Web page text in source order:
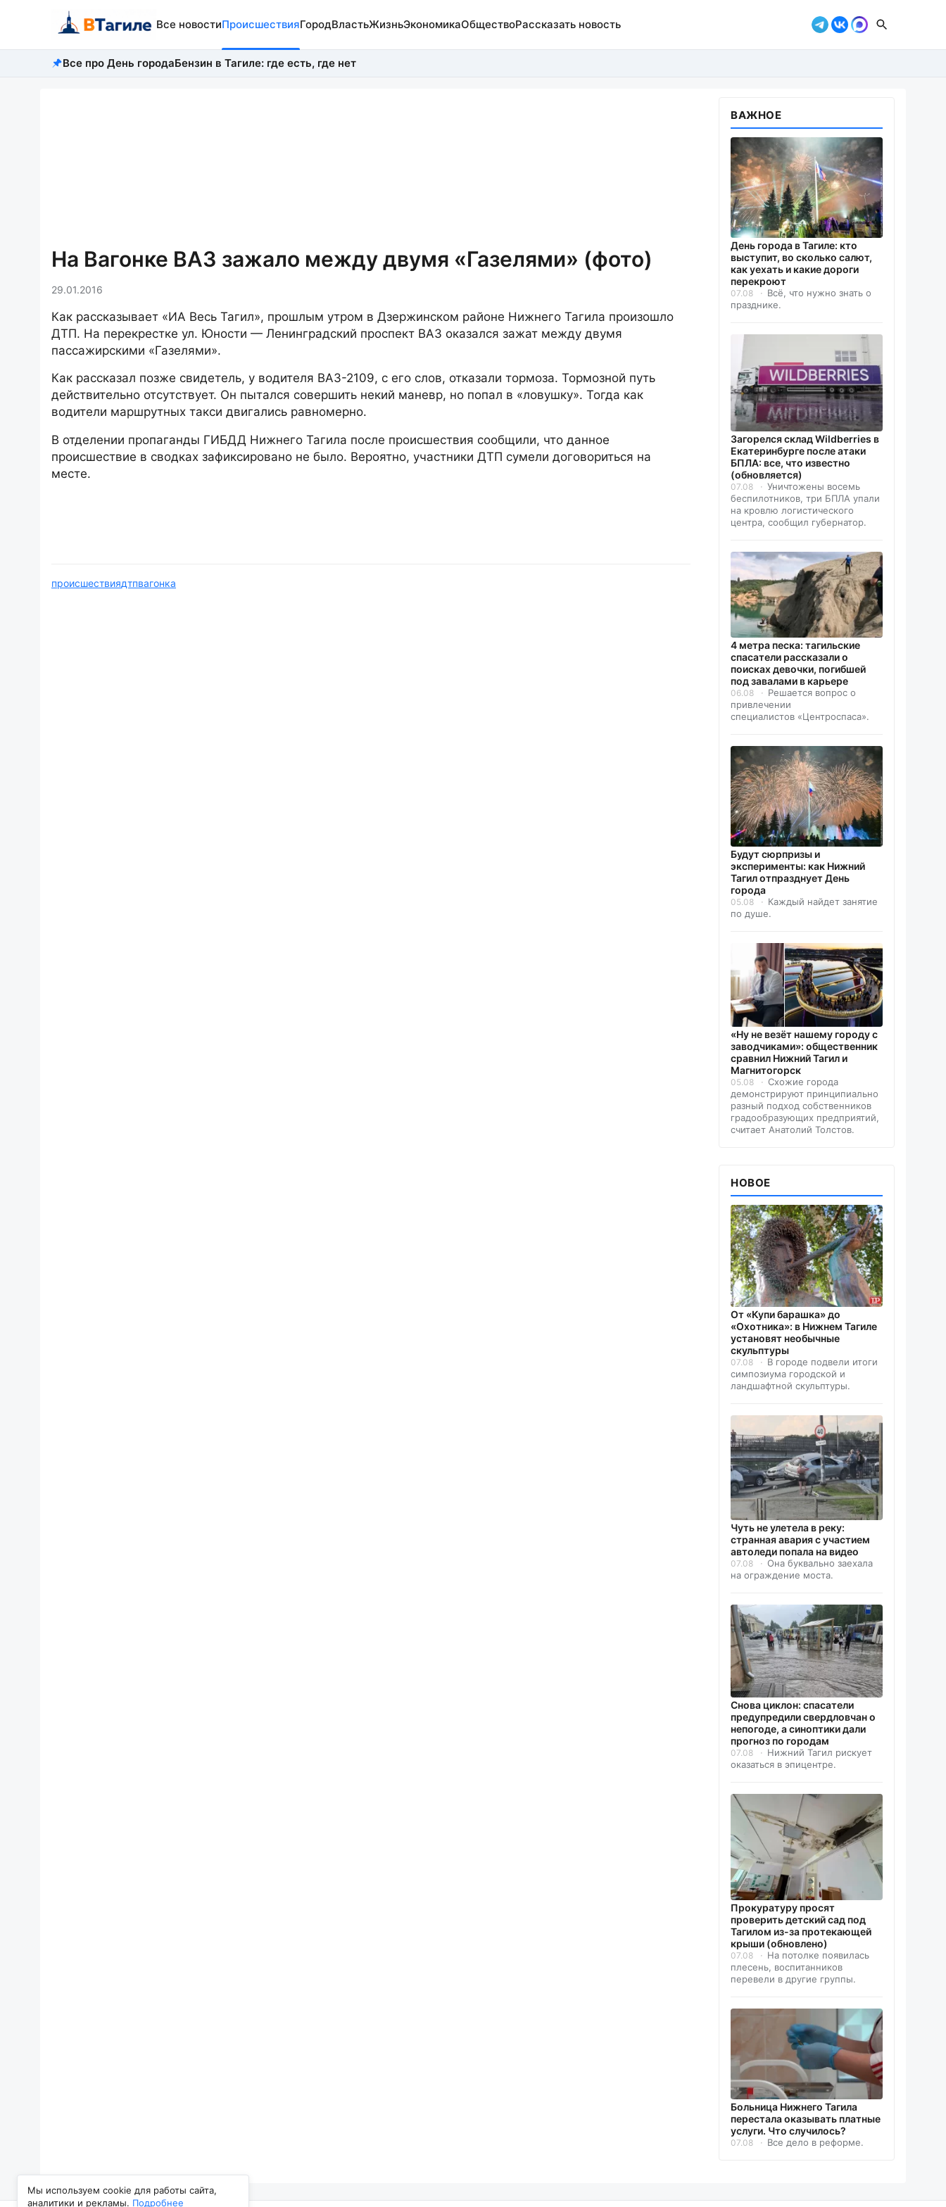
Мы используем cookie для работы сайта,
аналитики и рекламы. Подробнее
Все новостиПроисшествияГородВластьЖизньЭкономикаОбществоРассказать новость
Все про День городаБензин в Тагиле: где есть, где нет
На Вагонке ВАЗ зажало между двумя «Газелями» (фото)
29.01.2016
Как рассказывает «ИА Весь Тагил», прошлым утром в Дзержинском районе Нижнего Тагила произошло
ДТП. На перекрестке ул. Юности — Ленинградский проспект ВАЗ оказался зажат между двумя
пассажирскими «Газелями».
Как рассказал позже свидетель, у водителя ВАЗ-2109, с его слов, отказали тормоза. Тормозной путь
действительно отсутствует. Он пытался совершить некий маневр, но попал в «ловушку». Тогда как
водители маршрутных такси двигались равномерно.
В отделении пропаганды ГИБДД Нижнего Тагила после происшествия сообщили, что данное
происшествие в сводках зафиксировано не было. Вероятно, участники ДТП сумели договориться на
месте.
происшествиядтпвагонка
ВАЖНОЕ
День города в Тагиле: кто
выступит, во сколько салют,
как уехать и какие дороги
перекроют
07.08
Всё, что нужно знать о
празднике.
Загорелся склад Wildberries в
Екатеринбурге после атаки
БПЛА: все, что известно
(обновляется)
07.08
Уничтожены восемь
беспилотников, три БПЛА упали
на кровлю логистического
центра, сообщил губернатор.
4 метра песка: тагильские
спасатели рассказали о
поисках девочки, погибшей
под завалами в карьере
06.08
Решается вопрос о
привлечении
специалистов «Центроспаса».
Будут сюрпризы и
эксперименты: как Нижний
Тагил отпразднует День
города
05.08
Каждый найдет занятие
по душе.
«Ну не везёт нашему городу с
заводчиками»: общественник
сравнил Нижний Тагил и
Магнитогорск
05.08
Схожие города
демонстрируют принципиально
разный подход собственников
градообразующих предприятий,
считает Анатолий Толстов.
НОВОЕ
От «Купи барашка» до
«Охотника»: в Нижнем Тагиле
установят необычные
скульптуры
07.08
В городе подвели итоги
симпозиума городской и
ландшафтной скульптуры.
Чуть не улетела в реку:
странная авария с участием
автоледи попала на видео
07.08
Она буквально заехала
на ограждение моста.
Снова циклон: спасатели
предупредили свердловчан о
непогоде, а синоптики дали
прогноз по городам
07.08
Нижний Тагил рискует
оказаться в эпицентре.
Прокуратуру просят
проверить детский сад под
Тагилом из-за протекающей
крыши (обновлено)
07.08
На потолке появилась
плесень, воспитанников
перевели в другие группы.
Больница Нижнего Тагила
перестала оказывать платные
услуги. Что случилось?
07.08 Все дело в реформе.